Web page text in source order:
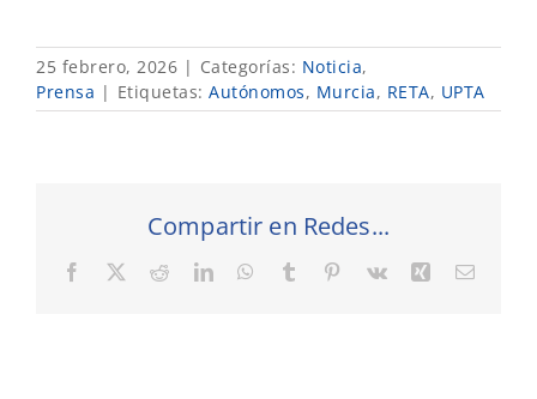
25 febrero, 2026 | Categorías: Noticia,
Prensa | Etiquetas: Autónomos, Murcia, RETA, UPTA
Compartir en Redes...
Facebook RedditLinkedInWhatsApp
Tumblr Pinterest
Vk XingCorreo